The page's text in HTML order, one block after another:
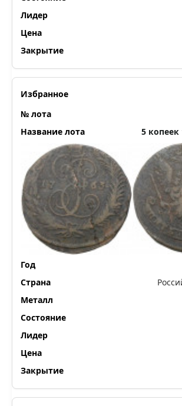
5 копеек